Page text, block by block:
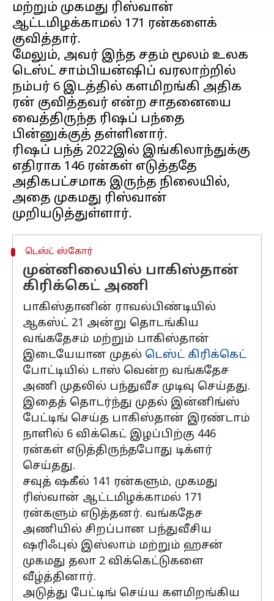
மற்றும் முகமது ரிஸ்வான்
ஆட்டமிழக்காமல் 171 ரன்களைக்
குவித்தார்.
மேலும், அவர் இந்த சதம் மூலம் உலக
டெஸ்ட் சாம்பியன்ஷிப் வரலாற்றில்
நம்பர் 6 இடத்தில் களமிறங்கி அதிக
ரன் குவித்தவர் என்ற சாதனையை
வைத்திருந்த ரிஷப் பந்தை
பின்னுக்குத் தள்ளினார்.
ரிஷப் பந்த் 2022இல் இங்கிலாந்துக்கு
எதிராக 146 ரன்கள் எடுத்ததே
அதிகபட்சமாக இருந்த நிலையில்,
அதை முகமது ரிஸ்வான்
டெஸ்ட் ஸ்கோர்
முன்னிலையில் பாகிஸ்தான்
கிரிக்கெட் அணி
பாகிஸ்தானின் ராவல்பிண்டியில்
ஆகஸ்ட் 21 அன்று தொடங்கிய
வங்கதேசம் மற்றும் பாகிஸ்தான்
இடையேயான முதல் டெஸ்ட் கிரிக்கெட்
போட்டியில் டாஸ் வென்ற வங்கதேச
அணி முதலில் பந்துவீச முடிவு செய்தது.
இதைத் தொடர்ந்து முதல் இன்னிங்ஸ்
பேட்டிங் செய்த பாகிஸ்தான் இரண்டாம்
நாளில் 6 விக்கெட் இழப்பிற்கு 446
ரன்கள் எடுத்திருந்தபோது டிக்ளர்
செய்தது.
சவுத் ஷகீல் 141 ரன்களும், முகமது
ரிஸ்வான் ஆட்டமிழக்காமல் 171
ரன்களும் எடுத்தனர். வங்கதேச
அணியில் சிறப்பான பந்துவீசிய
ஷரிஃபுல் இஸ்லாம் மற்றும் ஹசன்
முகமது தலா 2 விக்கெட்டுகளை
வீழ்த்தினார்.
அடுத்து பேட்டிங் செய்ய களமிறங்கிய